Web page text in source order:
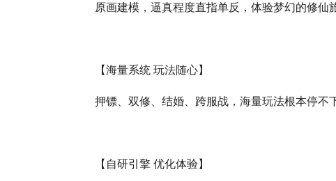
原画建模，逼真程度直指单反，体验梦幻的修仙
【海量系统 玩法随心】
押镖、双修、结婚、跨服战，海量玩法根本停不
【自研引擎 优化体验】